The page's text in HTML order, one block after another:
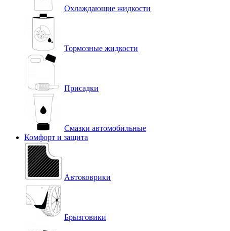
Охлаждающие жидкости
Тормозные жидкости
Присадки
Смазки автомобильные
Комфорт и защита
Автоковрики
Брызговики